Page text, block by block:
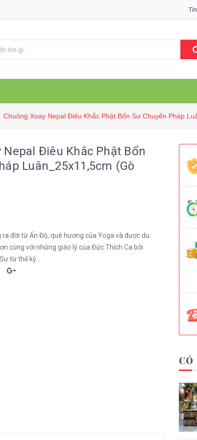
Chuông Xoay Nepal Điêu Khắc Phật Bổn Sư Chuyển Pháp
Nepal Điêu Khắc Phật Bổn
Luân_25x11,5cm (Gò
ra đời từ Ấn Độ, quê hương của Yoga và được du
cùng với những giáo lý của Đức Thích Ca bởi
từ thế kỷ...
CÓ